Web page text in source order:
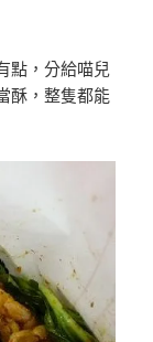
點，分給喵兒
酥，整隻都能